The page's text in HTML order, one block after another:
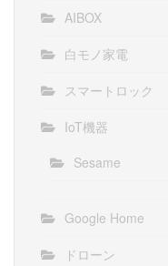
AIBOX
白モノ家電
スマートロック
IoT機器
Sesame
Google Home
ドローン